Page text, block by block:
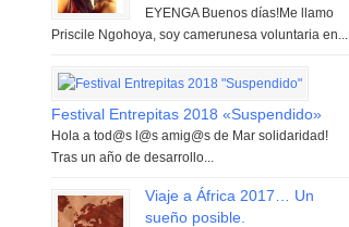
EYENGA Buenos días!Me llamo
Priscile Ngohoya, soy camerunesa voluntaria en...
Festival Entrepitas 2018 «Suspendido»
Hola a tod@s l@s amig@s de Mar solidaridad!
Tras un año de desarrollo...
Viaje a África 2017… Un
sueño posible.